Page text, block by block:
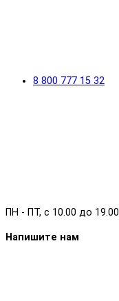
8 800 777 15 32
ПН - ПТ, с 10.00 до 19.00
Напишите нам